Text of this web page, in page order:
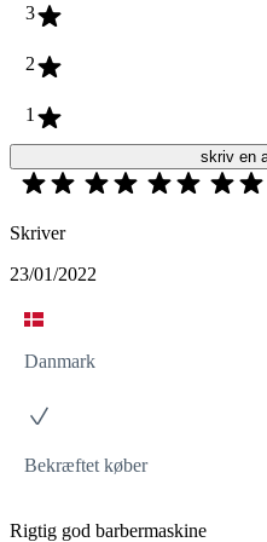
3
2
1
skriv en
Skriver
23/01/2022
Danmark
Bekræftet køber
Rigtig god barbermaskine